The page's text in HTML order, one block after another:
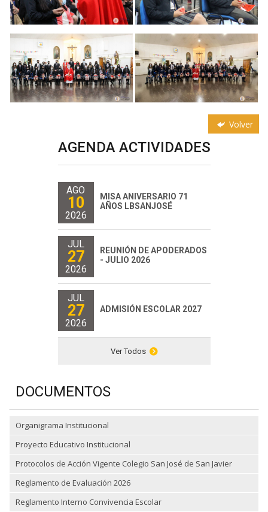
Volver
AGENDA ACTIVIDADES
AGO
10
2026
MISA ANIVERSARIO 71
AÑOS LBSANJOSÉ
JUL
27
2026
REUNIÓN DE APODERADOS
- JULIO 2026
JUL
27
2026
ADMISIÓN ESCOLAR 2027
Ver Todos
DOCUMENTOS
Organigrama Institucional
Proyecto Educativo Institucional
Protocolos de Acción Vigente Colegio San José de San Javier
Reglamento de Evaluación 2026
Reglamento Interno Convivencia Escolar